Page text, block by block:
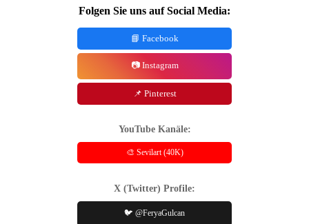
Folgen Sie uns auf Social Media:
📘 Facebook
📷 Instagram
📌 Pinterest
YouTube Kanäle:
🎨 Sevilart (40K)
X (Twitter) Profile:
🐦 @FeryaGulcan